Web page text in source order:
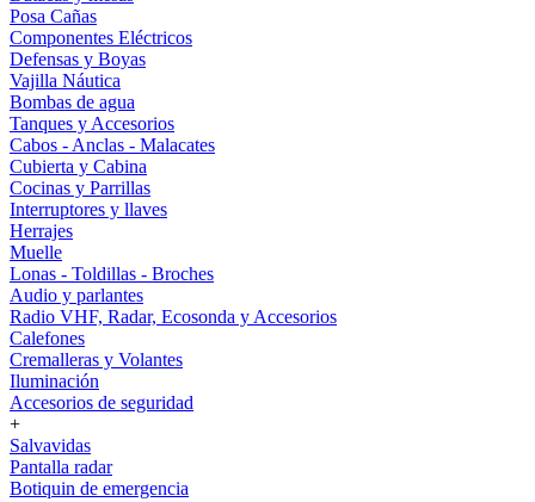
Posa Cañas
Componentes Eléctricos
Defensas y Boyas
Vajilla Náutica
Bombas de agua
Tanques y Accesorios
Cabos - Anclas - Malacates
Cubierta y Cabina
Cocinas y Parrillas
Interruptores y llaves
Herrajes
Muelle
Lonas - Toldillas - Broches
Audio y parlantes
Radio VHF, Radar, Ecosonda y Accesorios
Calefones
Cremalleras y Volantes
Iluminación
Accesorios de seguridad
+
Salvavidas
Pantalla radar
Botiquin de emergencia